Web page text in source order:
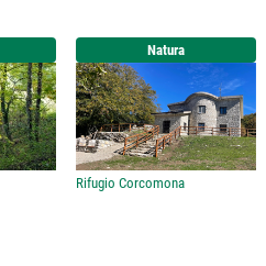
Natura
Rifugio Corcomona